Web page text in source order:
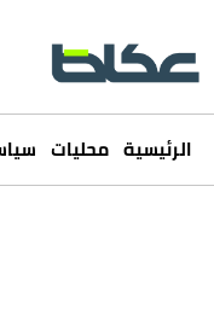
الرئيسية محليات